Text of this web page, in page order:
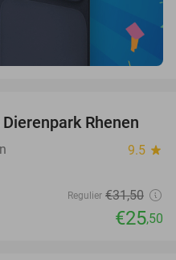
19%
Rhenen
9.5 star
Regulier €31,50
€25,50